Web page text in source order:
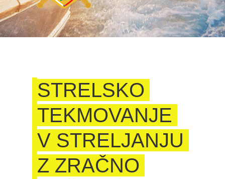
STRELSKO
TEKMOVANJE
V STRELJANJU
Z ZRAČNO